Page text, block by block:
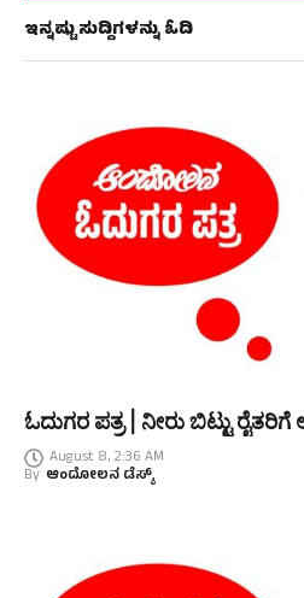
ಇನ್ನಷ್ಟು ಸುದ್ದಿಗಳನ್ನು ಓದಿ
ಓದುಗರ ಪತ್ರ | ನೀರು ಬಿಟ್ಟು
August 8, 2:36 AM
By ಆಂದೋಲನ ಡೆಸ್ಕ್